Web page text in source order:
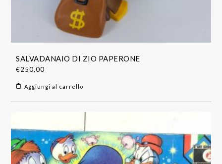
SALVADANAIO DI ZIO PAPERONE
€250,00
Aggiungi al carrello